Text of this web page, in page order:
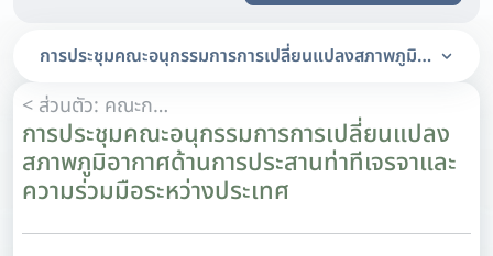
การประชุมคณะอนุกรรมการการเปลี่ยนแปลงสภาพภูมิอากาศด้า
< ส่วนตัว: คณะกรรมการนโยบายการเปลี่ยนแปลงสภาพภูมิอากาศแห่งชาติ (กนภ.) แบบที่ 1
การประชุมคณะอนุกรรมการการเปลี่ยนแปลง
สภาพภูมิอากาศด้านการประสานท่าทีเจรจาและ
ความร่วมมือระหว่างประเทศ